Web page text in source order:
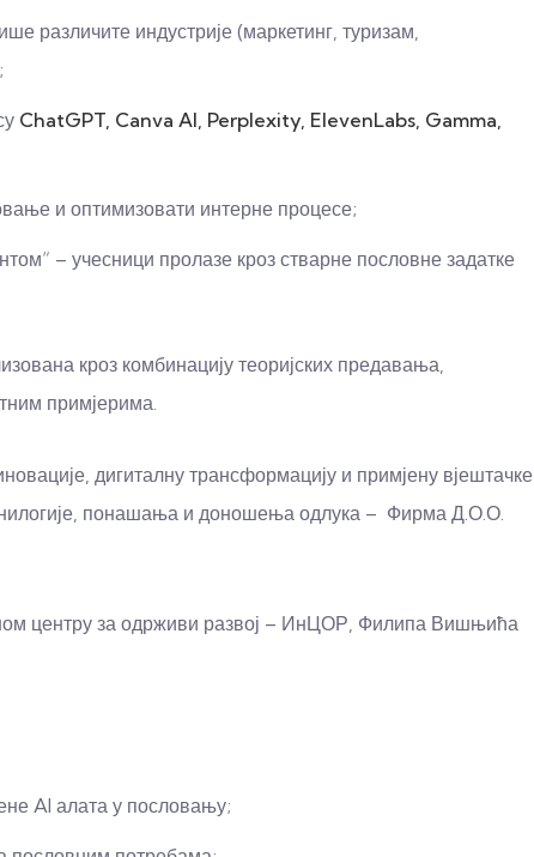
различите индустрије (маркетинг, туризам,
ChatGPT, Canva AI, Perplexity, ElevenLabs, Gamma,
и оптимизовати интерне процесе;
– учесници пролазе кроз стварне пословне задатке
кроз комбинацију теоријских предавања,
примјерима.
дигиталну трансформацију и примјену вјештачке
понашања и доношења одлука – Фирма Д.О.О.
центру за одрживи развој – ИнЦОР, Филипа Вишњића
AI алата у пословању;